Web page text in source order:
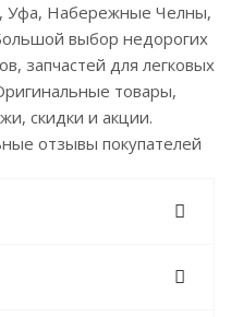
Уфа, Набережные Челны,
выбор недорогих
запчастей для легковых
товары,
скидки и акции.
отзывы покупателей